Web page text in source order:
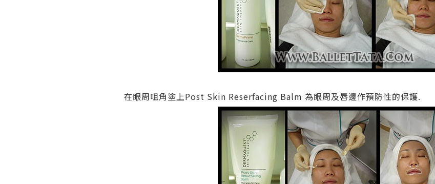
在眼周咀角塗上Post Skin Reserfacing Balm 為眼周及唇邊作預防性的保護.